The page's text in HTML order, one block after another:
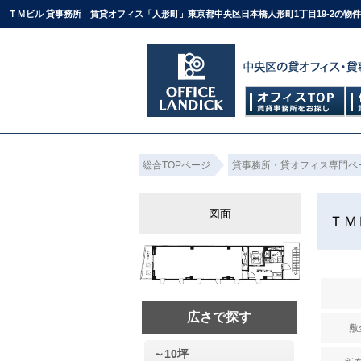
ＴＭビル 貸事務所 賃貸オフィス「人形町」東京都中央区日本橋人形町1丁目19-2の物
総合TOPページ 貸事務所・貸オフィス専門ペ
Ｔ
敷
図面
広さで探す
～10坪